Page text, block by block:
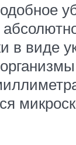
в виде